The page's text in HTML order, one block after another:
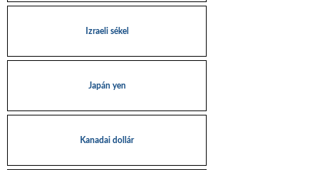
Izraeli sékel
Japán yen
Kanadai dollár